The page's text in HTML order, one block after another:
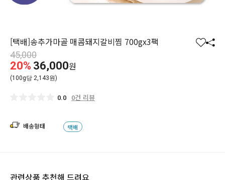
[택배]송추가마골 매콤돼지갈비찜 700gx3팩
찜 공
45,000
20% 36,000원
(100g당 2,143원)
0.0 0건 리뷰
배송형태 택배
관련상품 추천해 드려요